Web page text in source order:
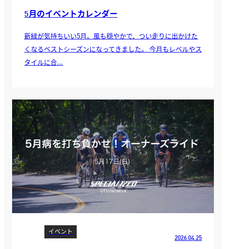
5月のイベントカレンダー
新緑が気持ちいい5月。風も穏やかで、つい走りに出かけた
くなるベストシーズンになってきました。 今月もレベルやス
タイルに合...
イベント
2026.04.25